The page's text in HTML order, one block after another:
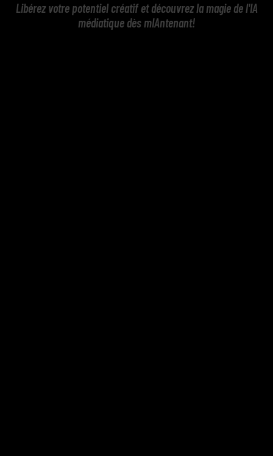
Libérez votre potentiel créatif et découvrez la magie de l'IA
médiatique dès mIAntenant!